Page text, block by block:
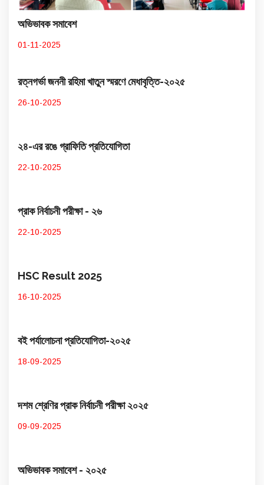
অভিভাবক সমাবেশ
01-11-2025
রত্নগর্ভা জননী রহিমা খাতুন স্মরণে মেধাবৃত্তি-২০২৫
26-10-2025
২৪-এর রঙে গ্রাফিতি প্রতিযোগিতা
22-10-2025
প্রাক নির্বাচনী পরীক্ষা - ২৬
22-10-2025
HSC Result 2025
16-10-2025
বই পর্যালোচনা প্রতিযোগিতা-২০২৫
18-09-2025
দশম শ্রেণির প্রাক নির্বাচনী পরীক্ষা ২০২৫
09-09-2025
অভিভাবক সমাবেশ - ২০২৫